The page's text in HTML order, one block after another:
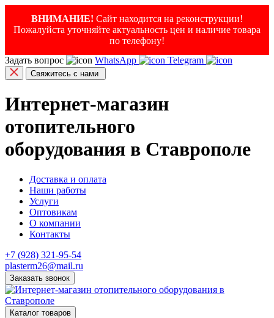
ВНИМАНИЕ! Сайт находится на реконструкции!
Пожалуйста уточняйте актуальность цен и наличие товара
по телефону!
Задать вопрос
WhatsApp Telegram
Свяжитесь с нами
Интернет-магазин
отопительного
оборудования в Ставрополе
Доставка и оплата
Наши работы
Услуги
Оптовикам
О компании
Контакты
+7 (928) 321-95-54
plasterm26@mail.ru
Заказать звонок
Каталог товаров